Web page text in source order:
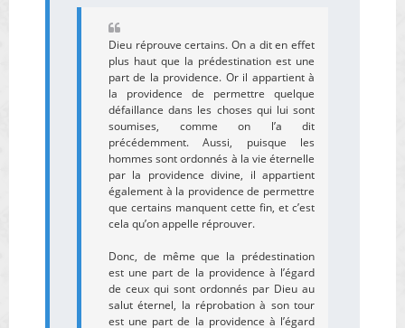
Dieu réprouve certains. On a dit en effet
plus haut que la prédestination est une
part de la providence. Or il appartient à
la providence de permettre quelque
défaillance dans les choses qui lui sont
soumises, comme on l’a dit
précédemment. Aussi, puisque les
hommes sont ordonnés à la vie éternelle
par la providence divine, il appartient
également à la providence de permettre
que certains manquent cette fin, et c’est
cela qu’on appelle réprouver.
Donc, de même que la prédestination
est une part de la providence à l’égard
de ceux qui sont ordonnés par Dieu au
salut éternel, la réprobation à son tour
est une part de la providence à l’égard